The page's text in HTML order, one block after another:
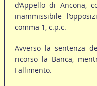
d’Appello di Ancona,
inammissibile
comma 1, c.p.c.
Avverso la sentenza
ricorso la Banca,
Fallimento.